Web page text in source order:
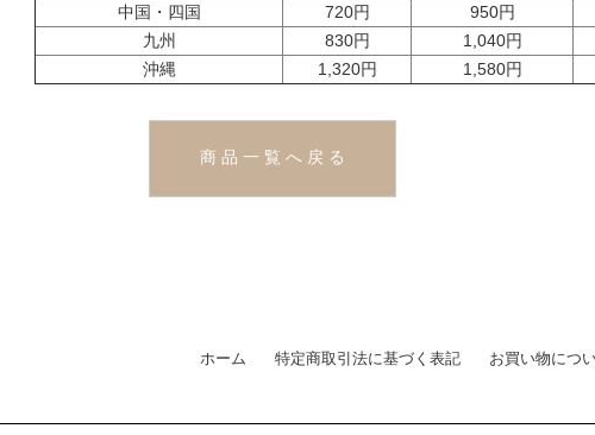
中国・四国
720円 950円
九州
830円 1,040円
沖縄
1,320円 1,580円
商 品 一 覧 へ 戻 る
ホーム 特定商取引法に基づく表記 お買い物につ